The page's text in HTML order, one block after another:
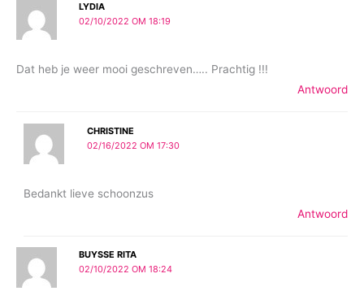
LYDIA
02/10/2022 OM 18:19
Dat heb je weer mooi geschreven….. Prachtig !!!
Antwoord
CHRISTINE
02/16/2022 OM 17:30
Bedankt lieve schoonzus
Antwoord
BUYSSE RITA
02/10/2022 OM 18:24